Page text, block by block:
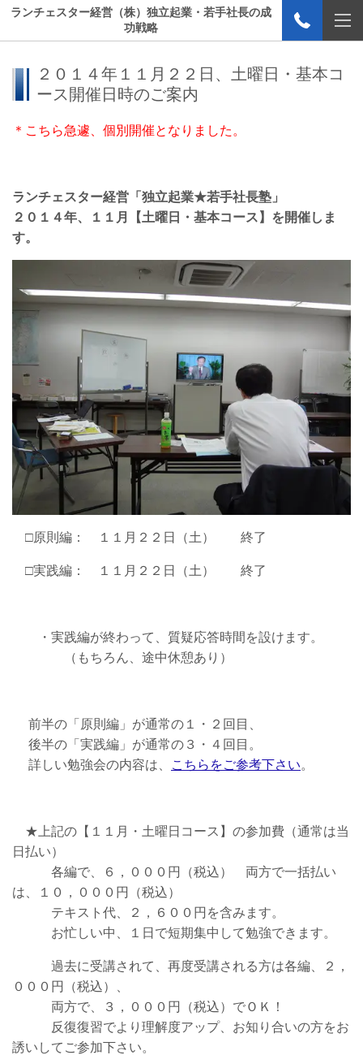
ランチェスター経営（株）独立起業・若手社長の成
功戦略
２０１４年１１月２２日、土曜日・基本コ
ース開催日時のご案内
＊こちら急遽、個別開催となりました。
ランチェスター経営「独立起業★若手社長塾」
２０１４年、１１月【土曜日・基本コース】を開催しま
す。
□原則編： １１月２２日（土） 終了
□実践編： １１月２２日（土） 終了
・実践編が終わって、質疑応答時間を設けます。
（もちろん、途中休憩あり）
前半の「原則編」が通常の１・２回目、
後半の「実践編」が通常の３・４回目。
詳しい勉強会の内容は、
こちらをご参考下さい。
★上記の【１１月・土曜日コース】の参加費（通常は当
日払い）
各編で、６，０００円（税込） 両方で一括払い
は、１０，０００円（税込）
テキスト代、２，６００円を含みます。
お忙しい中、１日で短期集中して勉強できます。
過去に受講されて、再度受講される方は各編、２，
０００円（税込）、
両方で、３，０００円（税込）でＯＫ！
反復復習でより理解度アップ、お知り合いの方をお
誘いしてご参加下さい。